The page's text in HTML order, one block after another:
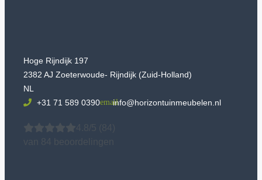
Hoge Rijndijk 197
2382 AJ Zoeterwoude- Rijndijk (Zuid-Holland)
NL
+31 71 589 0390
info@horizontuinmeubelen.nl
4.8/5
(84)
van 84 beoordelingen